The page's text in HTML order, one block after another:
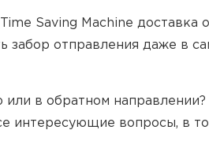
Saving Machine доставка
забор отправления даже в
в обратном
интересующие вопросы, в